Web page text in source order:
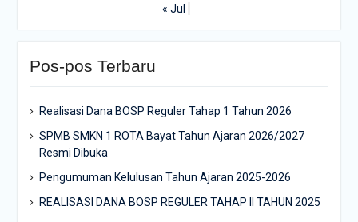
« Jul
Pos-pos Terbaru
Realisasi Dana BOSP Reguler Tahap 1 Tahun 2026
SPMB SMKN 1 ROTA Bayat Tahun Ajaran 2026/2027
Resmi Dibuka
Pengumuman Kelulusan Tahun Ajaran 2025-2026
REALISASI DANA BOSP REGULER TAHAP II TAHUN 2025